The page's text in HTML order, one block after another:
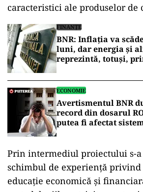
caracteristici ale produselor de
FINANȚE
BNR: Inflația va
luni, dar energia și
reprezintă, totuși,
ECONOMIE
Avertismentul BNR
record din dosarul
putea fi afectat
Prin intermediul proiectului s-a
schimbul de experiență privind
educație economică și